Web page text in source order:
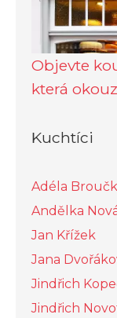
Objevte
která
Kuchtíci
Adéla
Andělka
Jan Křížek
Jana
Jindřich
Jindřich